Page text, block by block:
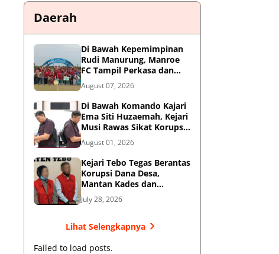
Daerah
Di Bawah Kepemimpinan
Rudi Manurung, Manroe
FC Tampil Perkasa dan
Juarai Piala Soeratin U-15
Zona Riau
August 07, 2026
Di Bawah Komando Kajari
Ema Siti Huzaemah, Kejari
Musi Rawas Sikat Korupsi
Dana Sawit, Negara
Selamatkan Rp1,26 Miliar
August 01, 2026
Kejari Tebo Tegas Berantas
Korupsi Dana Desa,
Mantan Kades dan
Bendahara Resmi Jadi
Tersangka
July 28, 2026
Lihat Selengkapnya
Failed to load posts.